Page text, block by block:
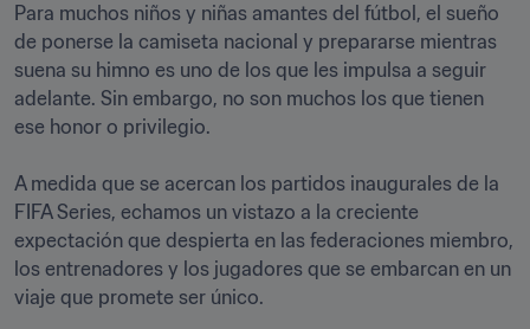
Para muchos niños y niñas amantes del fútbol, el sueño
de ponerse la camiseta nacional y prepararse mientras
suena su himno es uno de los que les impulsa a seguir
adelante. Sin embargo, no son muchos los que tienen
ese honor o privilegio.
A medida que se acercan los partidos inaugurales de la
FIFA Series, echamos un vistazo a la creciente
expectación que despierta en las federaciones miembro,
los entrenadores y los jugadores que se embarcan en un
viaje que promete ser único.